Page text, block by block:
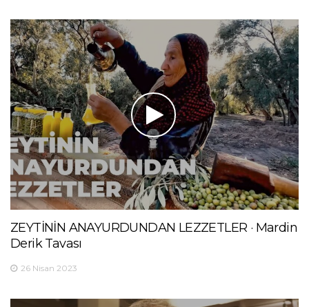
ZEYTİNİN ANAYURDUNDAN LEZZETLER · Mardin
Derik Tavası
26 Nisan 2023